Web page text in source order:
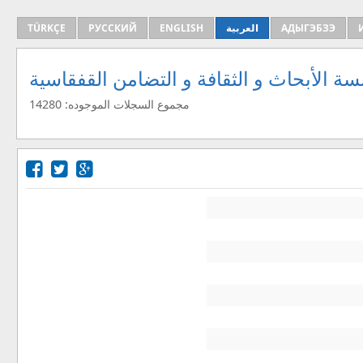
TÜRKÇE РУССКИЙ ENGLISH العربية АДЫГЭБЗЭ
الأبحاث و الثقافة و التضامن القفقاسية
مجموع السجلات الموجوده: 14280